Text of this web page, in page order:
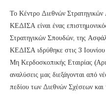
Το Κέντρο Διεθνών Στρατηγικών
ΚΕΔΙΣΑ είναι ένας
Στρατηγικών Σπουδών, της
ΚΕΔΙΣΑ ιδρύθηκε στις 3
Μη Κερδοσκοπικής Εταιρίας
αναλύσεις μας διεξάγονται από
πεδίου των Διεθνών Σχέσεων